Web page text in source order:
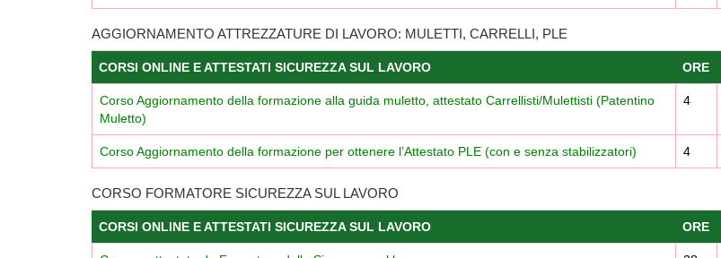
AGGIORNAMENTO ATTREZZATURE DI LAVORO: MULETTI, CARRELLI, PLE
CORSI ONLINE E ATTESTATI SICUREZZA SUL LAVORO ORE
Corso Aggiornamento della formazione alla guida muletto, attestato Carrellisti/Mulettisti (Patentino
Muletto)
4
Corso Aggiornamento della formazione per ottenere l’Attestato PLE (con e senza stabilizzatori) 4
CORSO FORMATORE SICUREZZA SUL LAVORO
CORSI ONLINE E ATTESTATI SICUREZZA SUL LAVORO ORE